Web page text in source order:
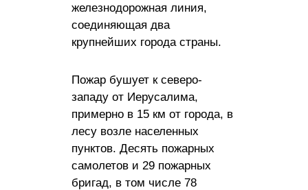
железнодорожная линия,
соединяющая два
крупнейших города страны.
Пожар бушует к северо-
западу от Иерусалима,
примерно в 15 км от города, в
лесу возле населенных
пунктов. Десять пожарных
самолетов и 29 пожарных
бригад, в том числе 78